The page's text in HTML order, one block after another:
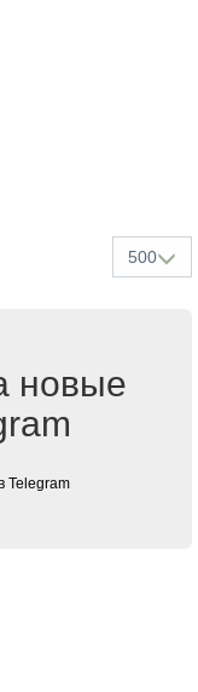
500
новые
Telegram